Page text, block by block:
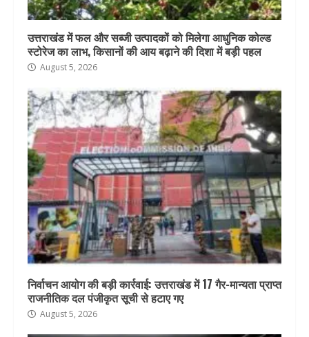
उत्तराखंड में फल और सब्जी उत्पादकों को मिलेगा आधुनिक कोल्ड
स्टोरेज का लाभ, किसानों की आय बढ़ाने की दिशा में बड़ी पहल
August 5, 2026
निर्वाचन आयोग की बड़ी कार्रवाई: उत्तराखंड में 17 गैर-मान्यता प्राप्त
राजनीतिक दल पंजीकृत सूची से हटाए गए
August 5, 2026